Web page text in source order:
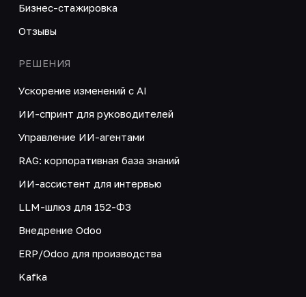
Бизнес-стажировка
Отзывы
РЕШЕНИЯ
Ускорение изменений с AI
ИИ-спринт для руководителей
Управление ИИ-агентами
RAG: корпоративная база знаний
ИИ-ассистент для интервью
LLM-шлюз для 152-ФЗ
Внедрение Odoo
ERP/Odoo для производства
Kafka